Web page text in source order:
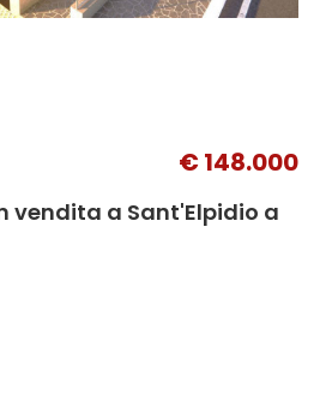
€ 148.000
vendita a Sant'Elpidio a